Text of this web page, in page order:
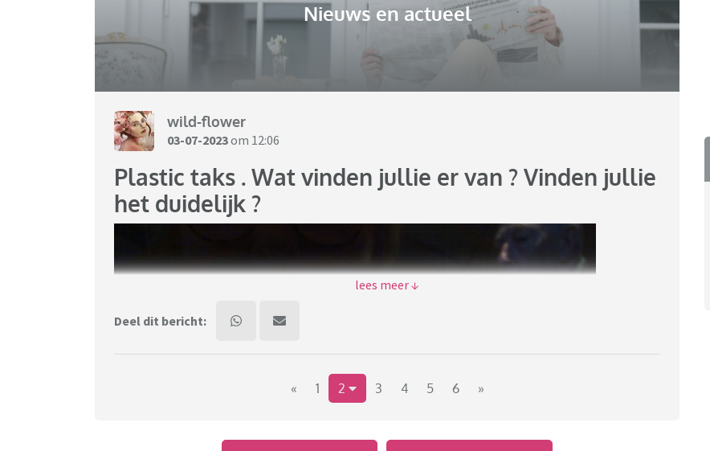
Nieuws en actueel
wild-flower
03-07-2023om 12:06
Plastic taks . Wat vinden jullie er van ? Vinden jullie
het duidelijk ?
Deel dit bericht:
« 1 2 3 4 5 6 »